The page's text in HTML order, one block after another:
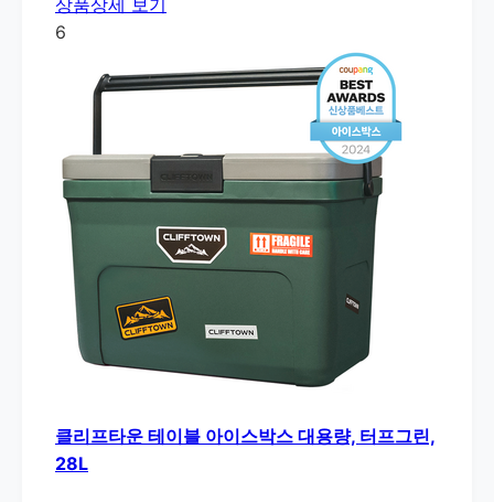
6
클리프타운 테이블 아이스박스 대용량, 터프그린,
28L